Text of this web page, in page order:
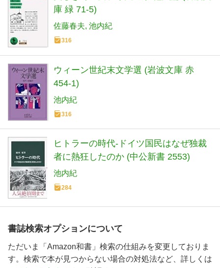
庫 緑 71-5)
佐藤春夫 池内紀
316
ウィーン世紀末文学選 (岩波文庫 赤
454-1)
池内紀
316
ヒトラーの時代-ドイツ国民はなぜ独裁
者に熱狂したのか (中公新書 2553)
池内紀
284
書誌検索オプションについて
ただいま「Amazon和書」検索の仕組みを変更しておりま
す。検索で本が見つからない場合の対処法など、詳しくは